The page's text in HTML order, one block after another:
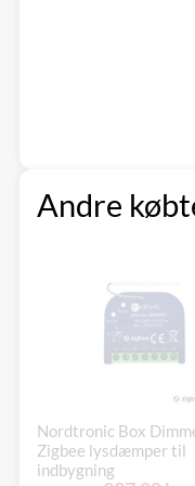
Andre
Nordtronic Box
Zigbee lysdæmper til
indbygning